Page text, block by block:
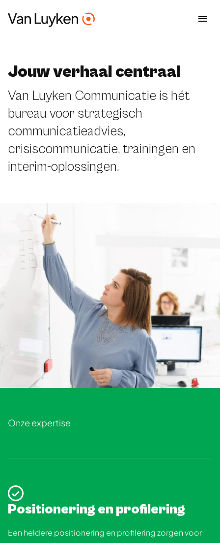
Jouw verhaal centraal
Van Luyken Communicatie is hét
bureau voor strategisch
communicatieadvies,
crisiscommunicatie, trainingen en
interim-oplossingen.
Onze expertise
Positionering en profilering
Een heldere positionering en profilering zorgen voor